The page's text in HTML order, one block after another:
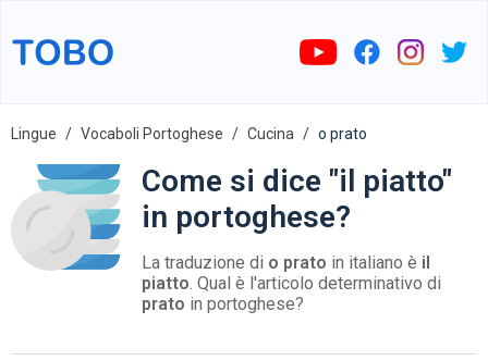
Lingue Vocaboli Portoghese Cucina o prato
Come si dice "il piatto"
in portoghese?
La traduzione di o prato in italiano è il
piatto. Qual è l'articolo determinativo di
prato in portoghese?